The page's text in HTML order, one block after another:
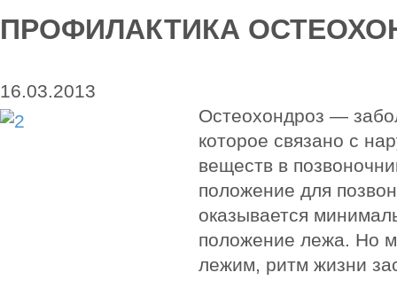
ПРОФИЛАКТИКА
16.03.2013
Остеохондроз —
которое связано с
веществ в
положение для
оказывается
положение лежа. Но
лежим, ритм жизни